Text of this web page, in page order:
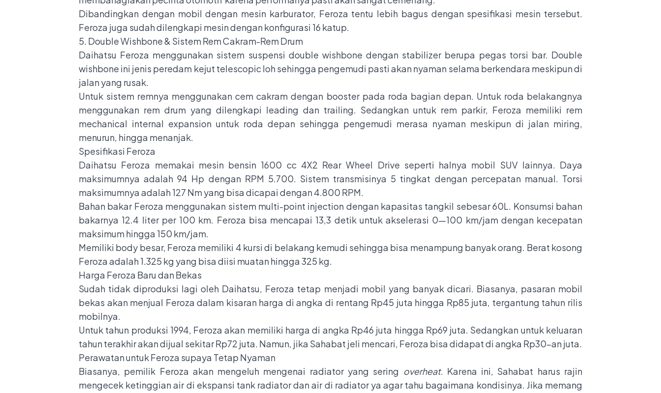
Dibandingkan dengan mobil dengan mesin karburator, Feroza tentu lebih bagus dengan spesifikasi mesin tersebut.
Feroza juga sudah dilengkapi mesin dengan konfigurasi 16 katup.
5. Double Wishbone & Sistem Rem Cakram-Rem Drum
Daihatsu Feroza menggunakan sistem suspensi double wishbone dengan stabilizer berupa pegas torsi bar. Double
wishbone ini jenis peredam kejut telescopic loh sehingga pengemudi pasti akan nyaman selama berkendara meskipun di
jalan yang rusak.
Untuk sistem remnya menggunakan cem cakram dengan booster pada roda bagian depan. Untuk roda belakangnya
menggunakan rem drum yang dilengkapi leading dan trailing. Sedangkan untuk rem parkir, Feroza memiliki rem
mechanical internal expansion untuk roda depan sehingga pengemudi merasa nyaman meskipun di jalan miring,
menurun, hingga menanjak.
Spesifikasi Feroza
Daihatsu Feroza memakai mesin bensin 1600 cc 4X2 Rear Wheel Drive seperti halnya mobil SUV lainnya. Daya
maksimumnya adalah 94 Hp dengan RPM 5.700. Sistem transmisinya 5 tingkat dengan percepatan manual. Torsi
maksimumnya adalah 127 Nm yang bisa dicapai dengan 4.800 RPM.
Bahan bakar Feroza menggunakan sistem multi-point injection dengan kapasitas tangkil sebesar 60L. Konsumsi bahan
bakarnya 12.4 liter per 100 km. Feroza bisa mencapai 13,3 detik untuk akselerasi 0—100 km/jam dengan kecepatan
maksimum hingga 150 km/jam.
Memiliki body besar, Feroza memiliki 4 kursi di belakang kemudi sehingga bisa menampung banyak orang. Berat kosong
Feroza adalah 1.325 kg yang bisa diisi muatan hingga 325 kg.
Harga Feroza Baru dan Bekas
Sudah tidak diproduksi lagi oleh Daihatsu, Feroza tetap menjadi mobil yang banyak dicari. Biasanya, pasaran mobil
bekas akan menjual Feroza dalam kisaran harga di angka di rentang Rp45 juta hingga Rp85 juta, tergantung tahun rilis
mobilnya.
Untuk tahun produksi 1994, Feroza akan memiliki harga di angka Rp46 juta hingga Rp69 juta. Sedangkan untuk keluaran
tahun terakhir akan dijual sekitar Rp72 juta. Namun, jika Sahabat jeli mencari, Feroza bisa didapat di angka Rp30-an juta.
Perawatan untuk Feroza supaya Tetap Nyaman
Biasanya, pemilik Feroza akan mengeluh mengenai radiator yang sering overheat. Karena ini, Sahabat harus rajin
mengecek ketinggian air di ekspansi tank radiator dan air di radiator ya agar tahu bagaimana kondisinya. Jika memang